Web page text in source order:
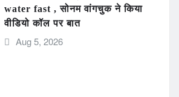
water fast , सोनम वांगचुक ने किया
वीडियो कॉल पर बात
Aug 5, 2026